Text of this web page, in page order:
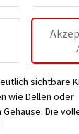
sichtbare
wie Dellen oder
Die